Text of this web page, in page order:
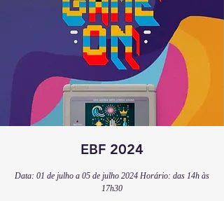
EBF 2024
Data: 01 de julho a 05 de julho 2024 Horário: das 14h às
17h30